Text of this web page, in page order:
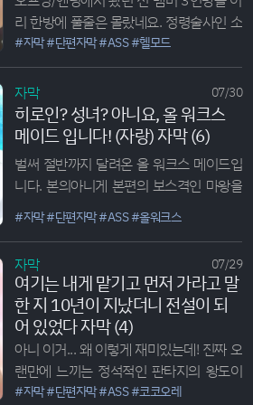
리 한방에 풀줄은 몰랐네요. 정령술사인 소
피, 그 호위기사인 활잡이 포르마르, 그리
고 골렘을 조종하는 마암장인...
#자막#단편자막#ASS#헬모드
자막 07/30
히로인? 성녀? 아니요, 올 워크스
메이드 입니다! (자랑) 자막 (6)
벌써 절반까지 달려온 올 워크스 메이드입
니다. 본의아니게 본편의 보스격인 마왕을
다른 방법으로 처리(?)해버리고 만 멜로디
와 그 앞에 나타나는 전대 성녀! 애니를 보
주지면 역시 작중 인물인 멜로디는 이해 1
도 못하며 그저 메이드의 길을 걷기에 바쁘
네요. 이번편에 성녀의 모...
#자막#단편자막#ASS#올워크스
자막 07/29
여기는 내게 맡기고 먼저 가라고 말
한 지 10년이 지났더니 전설이 되
어 있었다 자막 (4)
아니 이거... 왜 이렇게 재미있는데! 진짜 오
랜만에 느끼는 정석적인 판타지의 왕도이
자 불쾌감 없는...
#자막#단편자막#ASS#코코오레